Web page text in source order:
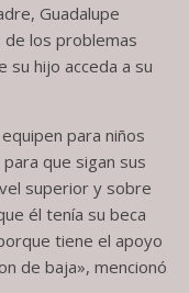
Guadalupe
de los problemas
su hijo acceda a su
para niños
que sigan sus
superior y sobre
él tenía su beca
tiene el apoyo
de baja», mencionó